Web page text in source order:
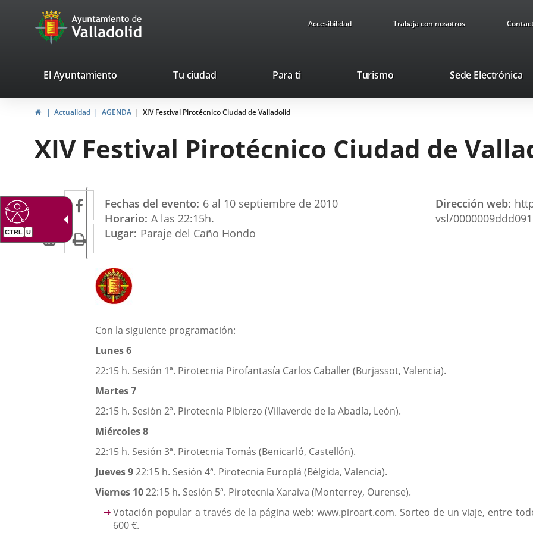
Portal
Web
Ayuntamiento
de
Accesibilidad Trabaja con nosotros
valladolid.es
El Ayuntamiento Tu ciudad Para ti TurismoThis
will
pop-
Sede Electrónica
HomeActualidad AGENDA XIV Festival Pirotécnico Ciudad de Valladolid
XIV Festival Pirotécnico Ciudad de
Twitter
Enlace
una
aplicación
externa.
Facebook
Enlace
a
una
aplicación
externa.
Linkedin
Enlace
a
aplicación
Print
del
evento
Fechas del evento 6 al 10 septiembre de 2010
Horario A las 22:15h.
Lugar Paraje del Caño Hondo
Dirección web
vsl/
Descripción
Con la siguiente programación:
Lunes 6
22:15 h. Sesión 1ª. Pirotecnia Pirofantasía Carlos Caballer (Burjassot, Valencia).
Martes 7
22:15 h. Sesión 2ª. Pirotecnia Pibierzo (Villaverde de la Abadía, León).
Miércoles 8
22:15 h. Sesión 3ª. Pirotecnia Tomás (Benicarló, Castellón).
Jueves 922:15 h. Sesión 4ª. Pirotecnia Europlá (Bélgida, Valencia).
Viernes 1022:15 h. Sesión 5ª. Pirotecnia Xaraiva (Monterrey, Ourense).
Votación popular a través de la página web: www.piroart.com. Sorteo de un viaje, entre
600 €.